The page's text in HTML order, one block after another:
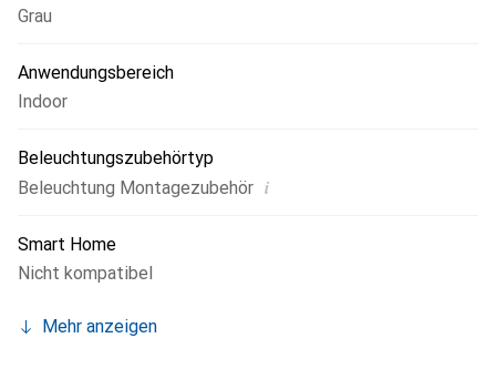
Grau
Anwendungsbereich
Indoor
Beleuchtungszubehörtyp
Beleuchtung Montagezubehör i
Smart Home
Nicht kompatibel
Mehr anzeigen